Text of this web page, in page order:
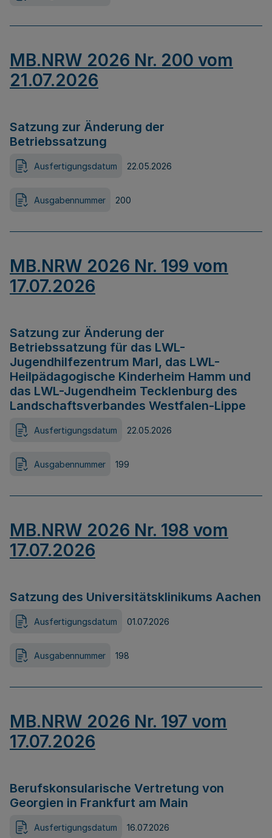
MB.NRW 2026 Nr. 200 vom
21.07.2026
Satzung zur Änderung der
Betriebssatzung
Ausfertigungsdatum 22.05.2026
Ausgabennummer 200
MB.NRW 2026 Nr. 199 vom
17.07.2026
Satzung zur Änderung der
Betriebssatzung für das LWL-
Jugendhilfezentrum Marl, das LWL-
Heilpädagogische Kinderheim Hamm und
das LWL-Jugendheim Tecklenburg des
Landschaftsverbandes Westfalen-Lippe
Ausfertigungsdatum 22.05.2026
Ausgabennummer 199
MB.NRW 2026 Nr. 198 vom
17.07.2026
Satzung des Universitätsklinikums Aachen
Ausfertigungsdatum 01.07.2026
Ausgabennummer 198
MB.NRW 2026 Nr. 197 vom
17.07.2026
Berufskonsularische Vertretung von
Georgien in Frankfurt am Main
Ausfertigungsdatum 16.07.2026